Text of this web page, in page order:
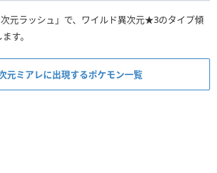
元ラッシュ」で、ワイルド異次元★3のタイプ傾
す。
元ミアレに出現するポケモン一覧